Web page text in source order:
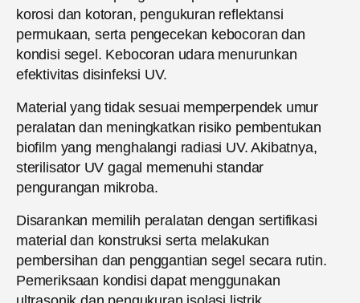
korosi dan kotoran, pengukuran reflektansi
permukaan, serta pengecekan kebocoran dan
kondisi segel. Kebocoran udara menurunkan
efektivitas disinfeksi UV.
Material yang tidak sesuai memperpendek umur
peralatan dan meningkatkan risiko pembentukan
biofilm yang menghalangi radiasi UV. Akibatnya,
sterilisator UV gagal memenuhi standar
pengurangan mikroba.
Disarankan memilih peralatan dengan sertifikasi
material dan konstruksi serta melakukan
pembersihan dan penggantian segel secara rutin.
Pemeriksaan kondisi dapat menggunakan